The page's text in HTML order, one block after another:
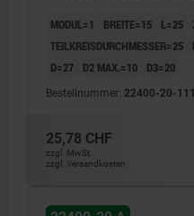
MODUL=1 BREITE=15 L=25
TEILKREISDURCHMESSER=25
D=27
D2 MAX.=10 D3=20
Bestellnummer: 22400-20-
25,78 CHF
zzgl. MwSt.
zzgl. Versandkosten